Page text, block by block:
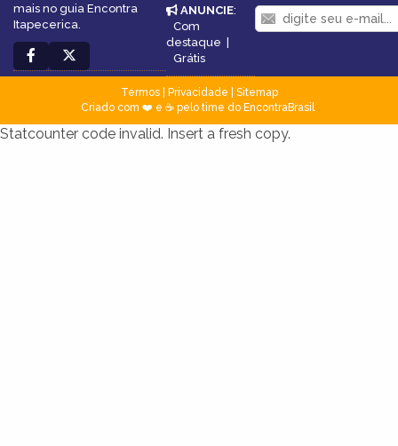
mais no guia Encontra
Itapecerica.
ANUNCIE:
Com
destaque |
Grátis
Termos| Privacidade
Sitemap
Criado com ❤️ e ☕ pelo time do EncontraBrasil
Statcounter code invalid. Insert a fresh copy.